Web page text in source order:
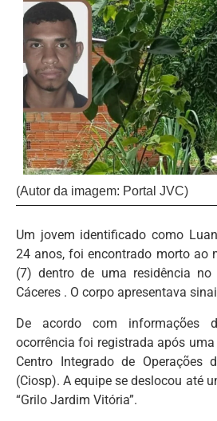
(Autor da imagem: Portal JVC)
Um jovem identificado como
24 anos, foi encontrado morto ao
(7) dentro de uma residência
Cáceres . O corpo apresentava
De acordo com informações
ocorrência foi registrada após
Centro Integrado de Operações
(Ciosp). A equipe se deslocou até
“Grilo Jardim Vitória”.